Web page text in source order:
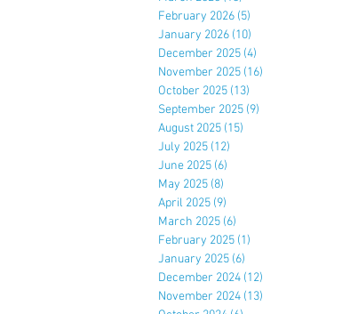
February 2026 (5)
January 2026 (10)
December 2025 (4)
November 2025 (16)
October 2025 (13)
September 2025 (9)
August 2025 (15)
July 2025 (12)
June 2025 (6)
May 2025 (8)
April 2025 (9)
March 2025 (6)
February 2025 (1)
January 2025 (6)
December 2024 (12)
November 2024 (13)